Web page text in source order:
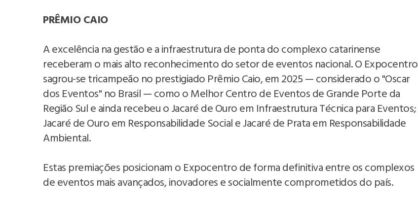
PRÊMIO CAIO
A excelência na gestão e a infraestrutura de ponta do complexo catarinense
receberam o mais alto reconhecimento do setor de eventos nacional. O Expocentro
sagrou-se tricampeão no prestigiado Prêmio Caio, em 2025 — considerado o "Oscar
dos Eventos" no Brasil — como o Melhor Centro de Eventos de Grande Porte da
Região Sul e ainda recebeu o Jacaré de Ouro em Infraestrutura Técnica para Eventos;
Jacaré de Ouro em Responsabilidade Social e Jacaré de Prata em Responsabilidade
Ambiental.
Estas premiações posicionam o Expocentro de forma definitiva entre os complexos
de eventos mais avançados, inovadores e socialmente comprometidos do país.